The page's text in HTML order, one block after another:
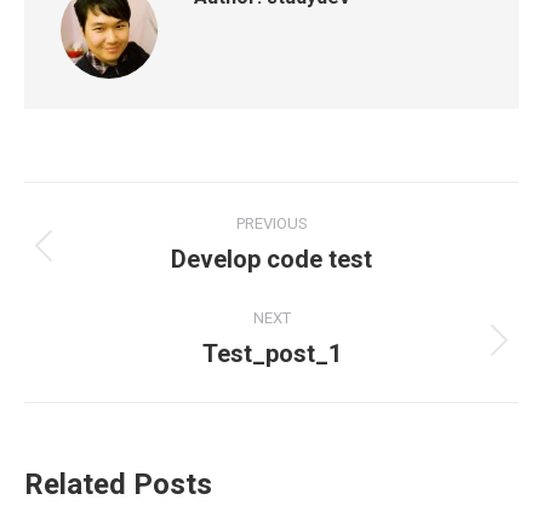
navigation
PREVIOUS
Previous
Develop code test
NEXT
Next
Test_post_1
Related Posts